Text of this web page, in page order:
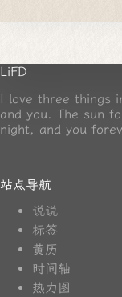
LiFD
I love three things
and you. The sun
night, and you
站点导航
说说
标签
黄历
时间轴
热力图